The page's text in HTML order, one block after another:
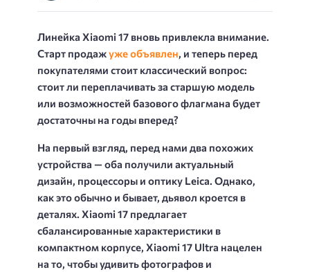
Линейка Xiaomi 17 вновь привлекла внимание.
Старт продажуже объявлен, и теперь перед
покупателями стоит классический вопрос:
стоит ли переплачивать за старшую модель
или возможностей базового флагмана будет
достаточны на годы вперед?
На первый взгляд, перед нами два похожих
устройства — оба получили актуальный
дизайн, процессоры и оптику Leica. Однако,
как это обычно и бывает, дьявол кроется в
деталях. Xiaomi 17 предлагает
сбалансированные характеристики в
компактном корпусе, Xiaomi 17 Ultra нацелен
на то, чтобы удивить фотографов и